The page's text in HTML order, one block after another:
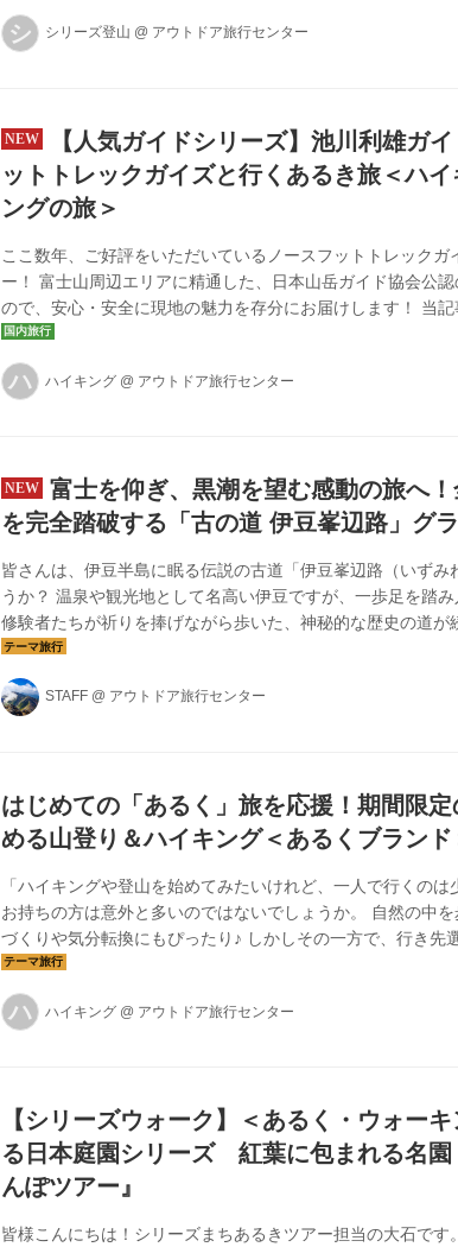
られるの？」 そんな期待と少しの緊張を感じている方も多
岳は、美しい白い花崗岩が織りなす独特の景観や、北アルプ
シ シリーズ登山 @ アウトドア旅行センター
【人気ガイドシリーズ】池川利雄ガ
ットトレックガイズと行くあるき旅＜ハ
ングの旅＞
ここ数年、ご好評をいただいているノースフットトレックガ
ー！ 富士山周辺エリアに精通した、日本山岳ガイド協会公
ので、安心・安全に現地の魅力を存分にお届けします！ 当記
代表を務める「ノースフットトレックガイズ」同行のツアー
一緒に歩くメリット 初めての方もブランクがある方も、安
健康増進に効果的なハイキング。 何もなければ楽しいアクテ
ハ ハイキング @ アウトドア旅行センター
富士を仰ぎ、黒潮を望む感動の旅へ
を完全踏破する「古の道 伊豆峯辺路」グ
皆さんは、伊豆半島に眠る伝説の古道「伊豆峯辺路（いずみ
うか？ 温泉や観光地として名高い伊豆ですが、一歩足を踏
修験者たちが祈りを捧げながら歩いた、神秘的な歴史の道が
するのは、この伊豆半島をぐるっと1周網羅する全10回のグ
雄大な富士山を仰ぎ、青く輝く黒潮を望みながら、眠ってい
に歩いてみませんか？ シリーズで行く 登山・登山教室│クラ
STAFF @ アウトドア旅行センター
はじめての「あるく」旅を応援！期間限
める山登り＆ハイキング＜あるくブランド
「ハイキングや登山を始めてみたいけれど、一人で行くの
お持ちの方は意外と多いのではないでしょうか。 自然の中
づくりや気分転換にもぴったり♪ しかしその一方で、行き先
力への不安などから、一歩を踏み出せずにいる方も少なくあ
したいのが、クラブツーリズムの旅ブランド「あるく」です
ングや登山を始めてみたい方や、個人登山は行くけどツアー
ハ ハイキング @ アウトドア旅行センター
【シリーズウォーク】＜あるく・ウォー
る日本庭園シリーズ 紅葉に包まれる名
んぽツアー』
皆様こんにちは！シリーズまちあるきツアー担当の大石です